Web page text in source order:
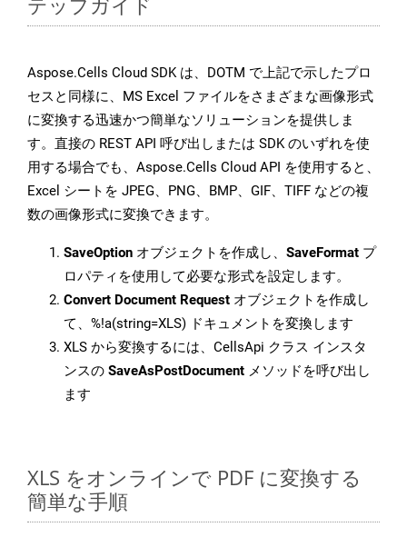
Aspose.Cells Cloud SDK は、DOTM で上記で示したプロ
セスと同様に、MS Excel ファイルをさまざまな画像形式
に変換する迅速かつ簡単なソリューションを提供しま
す。直接の REST API 呼び出しまたは SDK のいずれを使
用する場合でも、Aspose.Cells Cloud API を使用すると、
Excel シートを JPEG、PNG、BMP、GIF、TIFF などの複
数の画像形式に変換できます。
SaveOption オブジェクトを作成し、 SaveFormat プ
ロパティを使用して必要な形式を設定します。
Convert Document Request オブジェクトを作成し
て、%!a(string=XLS) ドキュメントを変換します
XLS から変換するには、CellsApi クラス インスタ
ンスの SaveAsPostDocument メソッドを呼び出し
ます
XLS をオンラインで PDF に変換する
簡単な手順